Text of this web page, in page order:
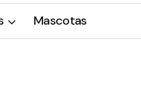
Mascotas